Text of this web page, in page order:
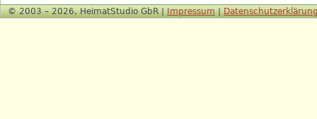
© 2003 – 2026, HeimatStudio GbR |Impressum|